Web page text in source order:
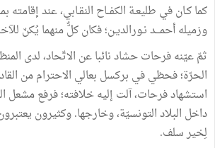
كماكـانفي طليعـة الكفــاح النقـابي،عندإقامته
وزميلهأحمـــدنـورالديـن؛فكانكلٌّمنهما يُكنّ
ثمّعيّنهفرحاتحشادنائباعن الاتّحاد،لدى
الحرّة؛فحظيفي بركسل بعالي الاحتراممن
استشهادفرحات،آلت إليهخلافته؛فرفعمشعل
داخل البلادالتونسيّة،وخارجها.وكثيرون
لِخيرسلف.